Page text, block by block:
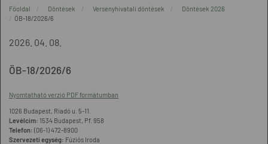
Főoldal Döntések Versenyhivatali döntések
Döntések 2026
ÖB-18/2026/6
2026. 04. 08.
ÖB-18/2026/6
Nyomtatható verzió PDF formátumban
1026 Budapest, Riadó u. 5-11.
Levélcím: 1534 Budapest, Pf. 958
Telefon: (06-1) 472-8900
Szervezeti egység: Fúziós Iroda